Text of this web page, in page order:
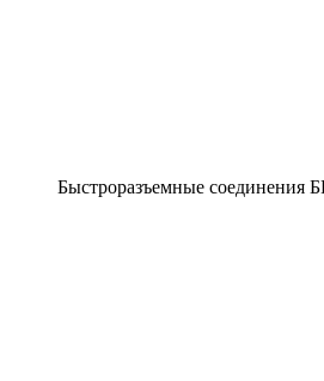
Быстроразъемные соединения